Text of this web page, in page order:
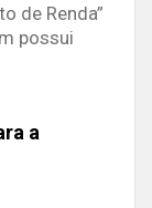
de Renda”
possui
a